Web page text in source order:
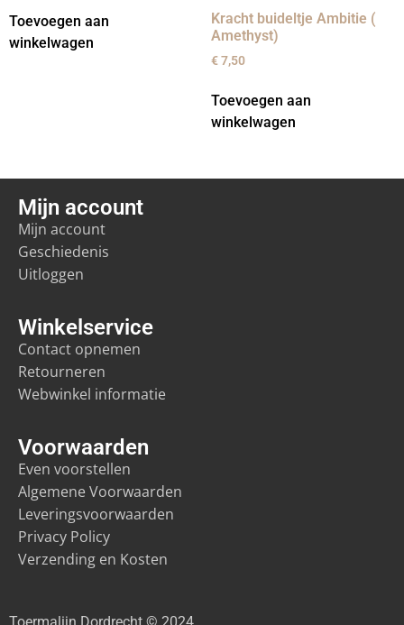
Toevoegen aan
winkelwagen
Kracht buideltje Ambitie (
Amethyst)
€7,50
Toevoegen aan
winkelwagen
Voorwaarden
Even voorstellen
Algemene Voorwaarden
Leveringsvoorwaarden
Privacy Policy
Verzending en Kosten
Winkelservice
Contact opnemen
Retourneren
Webwinkel informatie
Mijn account
Mijn account
Geschiedenis
Uitloggen
Toermalijn Dordrecht © 2024